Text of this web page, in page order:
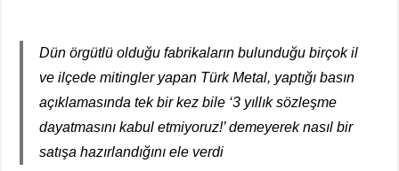
Dün örgütlü olduğu fabrikaların bulunduğu birçok il
ve ilçede mitingler yapan Türk Metal, yaptığı basın
açıklamasında tek bir kez bile ‘3 yıllık sözleşme
dayatmasını kabul etmiyoruz!’ demeyerek nasıl bir
satışa hazırlandığını ele verdi